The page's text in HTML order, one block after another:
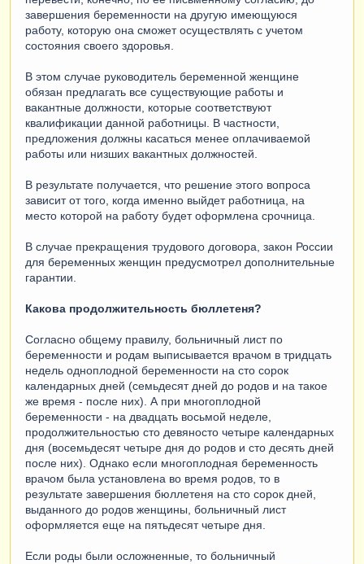
завершения беременности на другую имеющуюся
работу, которую она сможет осуществлять с учетом
состояния своего здоровья.
В этом случае руководитель беременной женщине
обязан предлагать все существующие работы и
вакантные должности, которые соответствуют
квалификации данной работницы. В частности,
предложения должны касаться менее оплачиваемой
работы или низших вакантных должностей.
В результате получается, что решение этого вопроса
зависит от того, когда именно выйдет работница, на
место которой на работу будет оформлена срочница.
В случае прекращения трудового договора, закон России
для беременных женщин предусмотрел дополнительные
гарантии.
Какова продолжительность бюллетеня?
Согласно общему правилу, больничный лист по
беременности и родам выписывается врачом в тридцать
недель одноплодной беременности на сто сорок
календарных дней (семьдесят дней до родов и на такое
же время - после них). А при многоплодной
беременности - на двадцать восьмой неделе,
продолжительностью сто девяносто четыре календарных
дня (восемьдесят четыре дня до родов и сто десять дней
после них). Однако если многоплодная беременность
врачом была установлена во время родов, то в
результате завершения бюллетеня на сто сорок дней,
выданного до родов женщины, больничный лист
оформляется еще на пятьдесят четыре дня.
Если роды были осложненные, то больничный